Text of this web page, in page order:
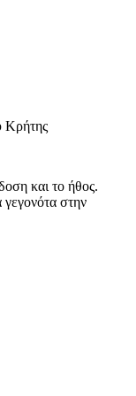
Κρήτης
και το ήθος.
γεγονότα στην